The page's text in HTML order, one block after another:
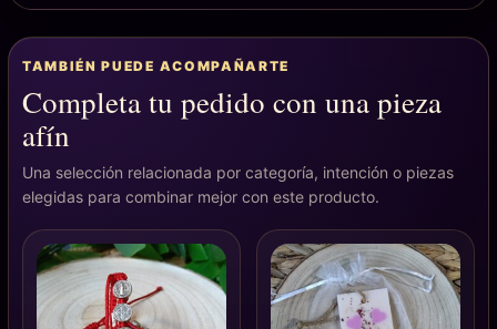
TAMBIÉN PUEDE ACOMPAÑARTE
Completa tu pedido con una pieza
afín
Una selección relacionada por categoría, intención o piezas
elegidas para combinar mejor con este producto.